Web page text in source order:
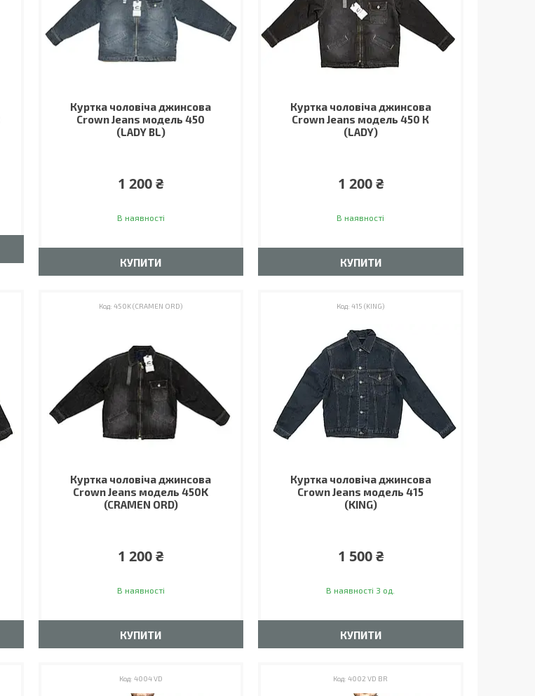
Куртка чоловіча джинсова
Crown Jeans модель 450
(LADY BL)
1 200 ₴
В наявності
КУПИТИ
Куртка чоловіча джинсова
Crown Jeans модель 450 К
(LADY)
1 200 ₴
В наявності
КУПИТИ
450K (CRAMEN ORD)
Куртка чоловіча джинсова
Crown Jeans модель 450K
(CRAMEN ORD)
1 200 ₴
В наявності
КУПИТИ
415 (KING)
Куртка чоловіча джинсова
Crown Jeans модель 415
(KING)
1 500 ₴
В наявності 3 од.
КУПИТИ
4004 VD 4002 VD BR